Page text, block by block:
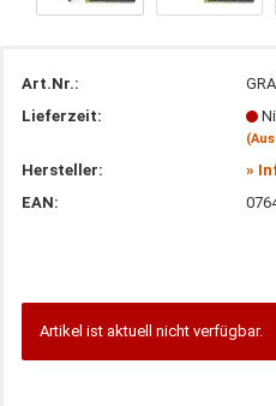
Art.Nr.:
Lieferzeit:
Hersteller:
»
EAN:
Artikel ist aktuell nicht verfügbar.